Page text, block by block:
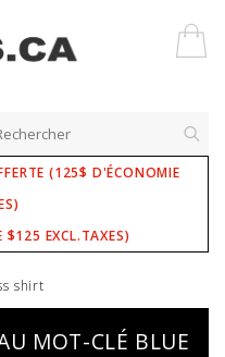
(125$ D'ÉCONOMIE
$125 EXCL.TAXES)
shirt
MOT-CLÉ BLUE